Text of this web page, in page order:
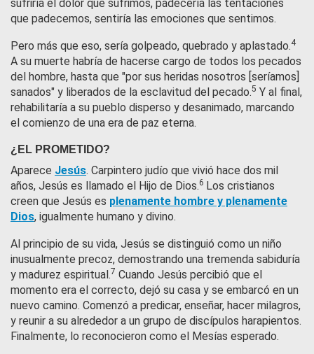
sufriría el dolor que sufrimos, padecería las tentaciones
que padecemos, sentiría las emociones que sentimos.
Pero más que eso, sería golpeado, quebrado y aplastado.4
A su muerte habría de hacerse cargo de todos los pecados
del hombre, hasta que "por sus heridas nosotros [seríamos]
sanados" y liberados de la esclavitud del pecado.5 Y al final,
rehabilitaría a su pueblo disperso y desanimado, marcando
el comienzo de una era de paz eterna.
¿EL PROMETIDO?
Aparece Jesús. Carpintero judío que vivió hace dos mil
años, Jesús es llamado el Hijo de Dios.6 Los cristianos
creen que Jesús es plenamente hombre y plenamente
Dios, igualmente humano y divino.
Al principio de su vida, Jesús se distinguió como un niño
inusualmente precoz, demostrando una tremenda sabiduría
y madurez espiritual.7 Cuando Jesús percibió que el
momento era el correcto, dejó su casa y se embarcó en un
nuevo camino. Comenzó a predicar, enseñar, hacer milagros,
y reunir a su alrededor a un grupo de discípulos harapientos.
Finalmente, lo reconocieron como el Mesías esperado.